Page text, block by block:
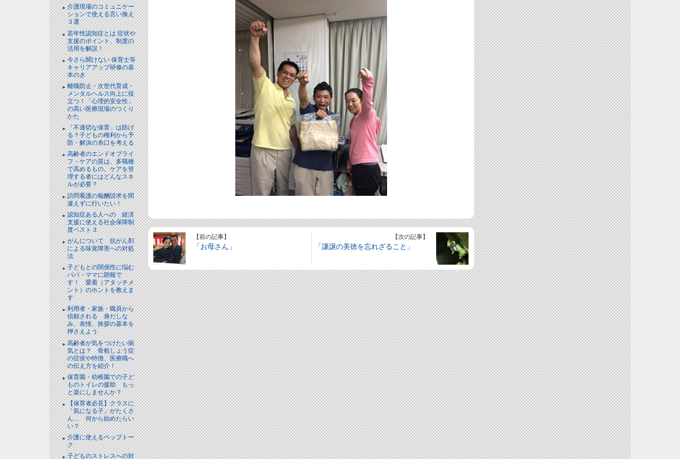
介護現場のコミュニケー
ションで使える言い換え
３選NEW!
若年性認知症とは 症状や
支援のポイント、制度の
活用を解説！NEW!
今さら聞けない 保育士等
キャリアアップ研修の基
本のき
離職防止・次世代育成・
メンタルヘルス向上に役
立つ！「心理的安全性」
の高い医療現場のつくり
かた
「不適切な保育」は防げ
る？子どもの権利から予
防・解決の糸口を考える
高齢者のエンドオブライ
フ・ケアの質は、多職種
で高めるもの。ケアを管
理する者にはどんなスキ
ルが必要？
訪問看護の報酬請求を間
違えずに行いたい！
認知症ある人への 経済
支援に使える社会保障制
度ベスト３
がんについて 抗がん剤
による味覚障害への対処
法
子どもとの関係性に悩む
パパ・ママに朗報で
す！ 愛着（アタッチメ
ント）のホントを教えま
す
利用者・家族・職員から
信頼される 身だしな
み、表情、挨拶の基本を
押さえよう
高齢者が気をつけたい病
気とは？ 骨粗しょう症
の症状や特徴、医療職へ
の伝え方を紹介！
保育園・幼稚園での子ど
ものトイレの援助 もっ
と楽にしませんか？
【保育者必見】クラスに
「気になる子」がたくさ
ん… 何から始めたらい
い？
介護に使えるペップトー
ク
子どものストレスへの対
【前の記事】
「お母さん」
【次の記事】
「謙譲の美徳を忘れざること」